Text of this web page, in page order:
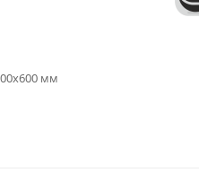
мм